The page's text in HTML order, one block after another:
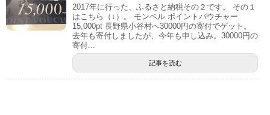
2017年に行った、ふるさと納税その２です。 その１
はこちら（↓）。 モンベル ポイントバウチャー
15,000pt 長野県小谷村へ30000円の寄付でゲット。
去年も寄付しましたが、今年も申し込み。30000円の
寄付...
記事を読む